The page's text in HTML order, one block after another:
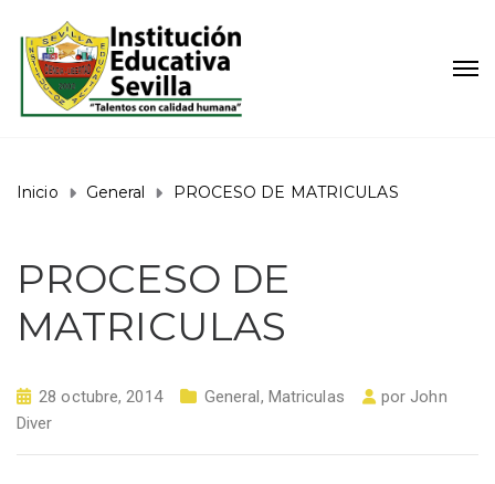
Inicio General PROCESO DE MATRICULAS
PROCESO DE
MATRICULAS
28 octubre, 2014 General , Matriculas porJohn
Diver